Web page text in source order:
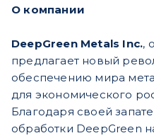
О компании
DeepGreen Metals Inc.,
предлагает новый
обеспечению мира
для экономического
Благодаря своей
обработки DeepGreen